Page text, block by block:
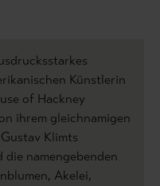
Künstlerin
of Hackney
ihrem gleichnamigen
Klimts
namengebenden
Akelei,